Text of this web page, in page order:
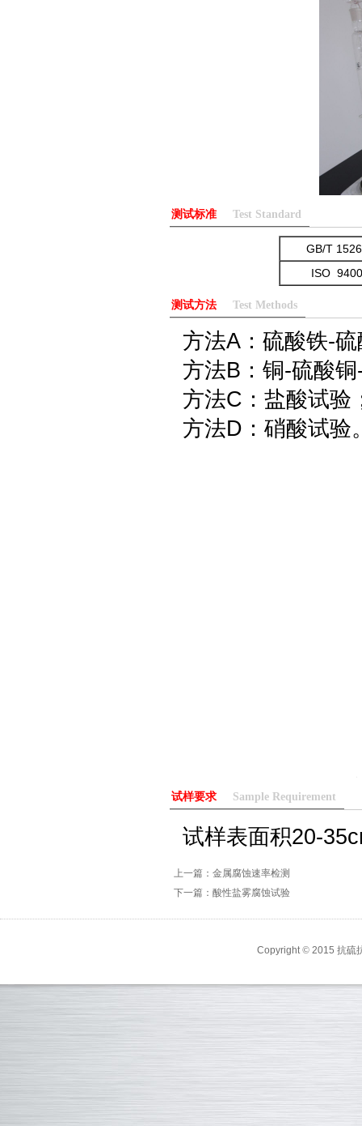
测试标准 Test Standard
GB/T
ISO 9400
测试方法 Test Methods
方法A：硫酸铁-
方法B：铜-硫酸
方法C：盐酸试验
方法D：硝酸试验
试样要求 Sample Requirement
试样表面积20-
上一篇：金属腐蚀速率检测
下一篇：酸性盐雾腐蚀试验
Copyright©2015 抗硫